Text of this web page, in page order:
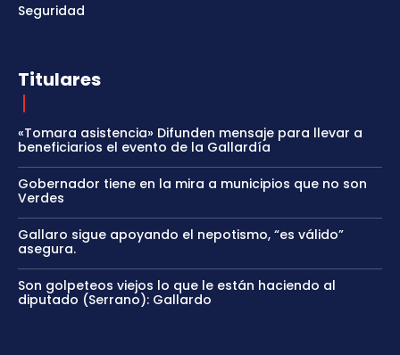
Seguridad
Titulares
«Tomara asistencia» Difunden mensaje para llevar a
beneficiarios el evento de la Gallardía
Gobernador tiene en la mira a municipios que no son
Verdes
Gallaro sigue apoyando el nepotismo, “es válido”
asegura.
Son golpeteos viejos lo que le están haciendo al
diputado (Serrano): Gallardo